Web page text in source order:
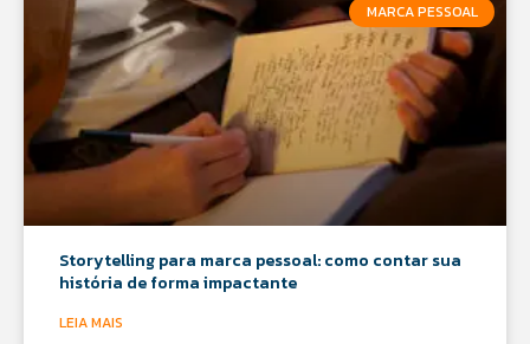
MARCA PESSOAL
Storytelling para marca pessoal: como contar sua
história de forma impactante
LEIA MAIS